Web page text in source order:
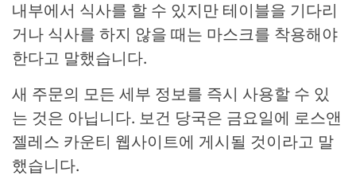
내부에서 식사를 할 수 있지만 테이블을 기다리
거나 식사를 하지 않을 때는 마스크를 착용해야
한다고 말했습니다.
새 주문의 모든 세부 정보를 즉시 사용할 수 있
는 것은 아닙니다. 보건 당국은 금요일에 로스앤
젤레스 카운티 웹사이트에 게시될 것이라고 말
했습니다.